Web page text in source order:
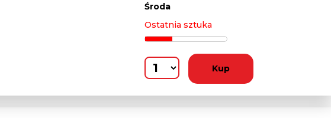
Środa
Ostatnia sztuka
Kup